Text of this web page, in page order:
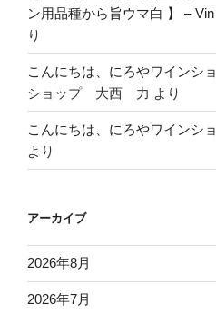
ン用品種から旨ウマ白 】 –
り
こんにちは、にろやワインシ
ショップ 大西 力 より
こんにちは、にろやワインシ
より
アーカイブ
2026年8月
2026年7月